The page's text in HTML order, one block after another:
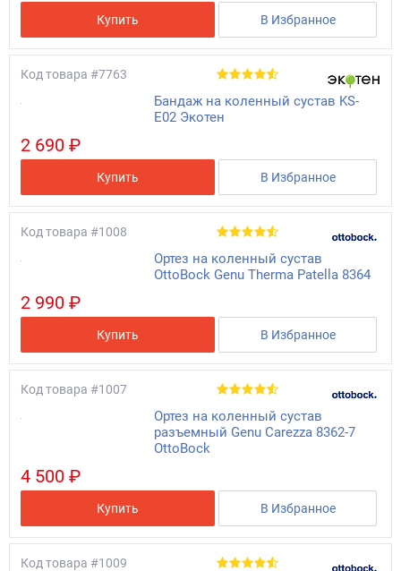
Купить В Избранное
Код товара #7763
Бандаж на коленный сустав KS-
E02 Экотен
2 690 ₽
Купить В Избранное
Код товара #1008
Ортез на коленный сустав
OttoBock Genu Therma Patella 8364
2 990 ₽
Купить В Избранное
Код товара #1007
Ортез на коленный сустав
разъемный Genu Carezza 8362-7
OttoBock
4 500 ₽
Купить В Избранное
Код товара #1009